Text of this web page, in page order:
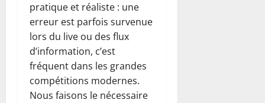
pratique et réaliste : une
erreur est parfois survenue
lors du live ou des flux
d’information, c’est
fréquent dans les grandes
compétitions modernes.
Nous faisons le nécessaire